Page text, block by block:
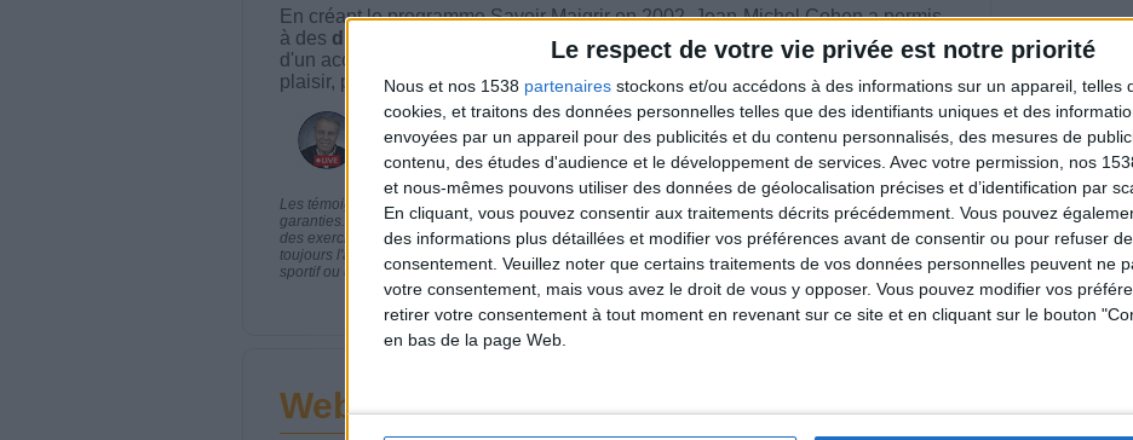
Le respect de votre vie privée est notre priorité
Nous et nos 1538 partenaires stockons et/ou accédons à des informations sur un appareil, telles
cookies, et traitons des données personnelles telles que des identifiants uniques et des
envoyées par un appareil pour des publicités et du contenu personnalisés, des mesures de
contenu, des études d'audience et le développement de services. Avec votre permission, nos
et nous-mêmes pouvons utiliser des données de géolocalisation précises et d’identification par
En cliquant, vous pouvez consentir aux traitements décrits précédemment. Vous pouvez
des informations plus détaillées et modifier vos préférences avant de consentir ou pour refuser
consentement. Veuillez noter que certains traitements de vos données personnelles peuvent ne
votre consentement, mais vous avez le droit de vous y opposer. Vous pouvez modifier vos
retirer votre consentement à tout moment en revenant sur ce site et en cliquant sur le bouton
en bas de la page Web.
En créant le programme Savoir Maigrir en 2002, Jean-Michel Cohen a permis
à des dizaines de milliers de Français
de maigrir durablement en bénéficiant
d'un accompagnement diététique sur mesure et d'un programme minceur plus
plaisir, plus efficace, plus santé et plus personnalisé.
Les témoignages présentés sont des expériences individuelles qui ne sont ni caractéristiques, ni
garanties. Comme pour tout programme de rééquilibrage alimentaire, des plans de repas contrôlés et
des exercices physiques réguliers sont nécessaires pour perdre du poids à long terme. Demandez
toujours l'avis de votre médecin traitant avant d'entreprendre un régime amincissant, un programme
sportif ou de modifier vos habitudes nutritionnelles.
Webinaires en direct Voir tout